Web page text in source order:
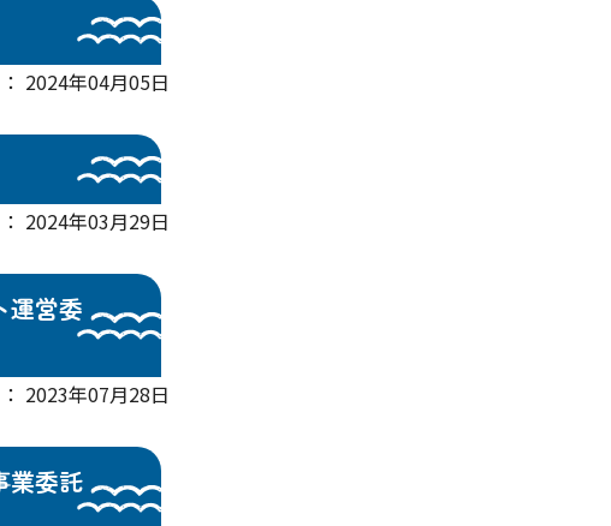
2024年04月05日
2024年03月29日
運営委
2023年07月28日
業委託